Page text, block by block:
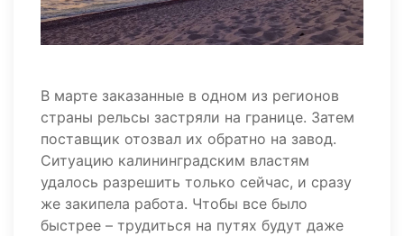
В марте заказанные в одном из регионов
страны рельсы застряли на границе. Затем
поставщик отозвал их обратно на завод.
Ситуацию калининградским властям
удалось разрешить только сейчас, и сразу
же закипела работа. Чтобы все было
быстрее – трудиться на путях будут даже